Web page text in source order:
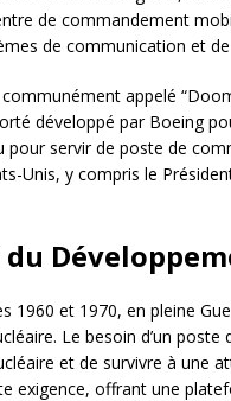
de commandement
de communication et
appelé
développé par Boeing
pour servir de poste de
Unis, y compris le
1960 et 1970, en pleine
Le besoin d’un
et de survivre à une
exigence, offrant une